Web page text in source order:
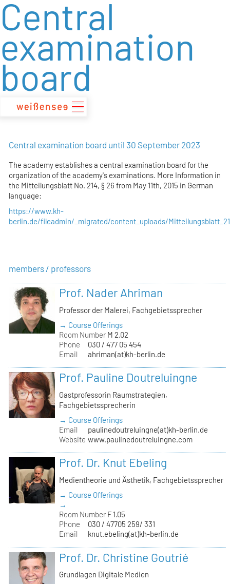
zum
Inhalt
Central
examination
board
Central examination board until 30 September 2023
The academy establishes a central examination board for the
organization of the academy's examinations. More Information in
the Mitteilungsblatt No. 214, § 26 from May 11th, 2015 in German
language:
https://www.kh-
berlin.de/fileadmin/_migrated/content_uploads/
members / professors
Prof. Nader Ahriman
Professor der Malerei, Fachgebietssprecher
→ Course Offerings
Room Number M 2.02
Phone
030 / 477 05 454
Email
ahriman(at)kh-berlin.de
Prof. Pauline Doutreluingne
Gastprofessorin Raumstrategien,
Fachgebietssprecherin
→ Course Offerings
Email
paulinedoutreluingne(at)kh-berlin.de
Website www.paulinedoutreluingne.com
Prof. Dr. Knut Ebeling
Medientheorie und Ästhetik, Fachgebietssprecher
→ Course Offerings
→
Room Number F 1.05
Phone
030 / 47705 259/ 331
Email
knut.ebeling(at)kh-berlin.de
Prof. Dr. Christine Goutrié
Grundlagen Digitale Medien